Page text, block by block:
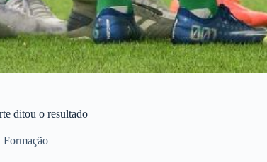
ditou o resultado
Formação